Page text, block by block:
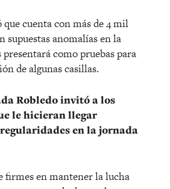
que cuenta con más de 4 mil
supuestas anomalías en la
como pruebas para
de algunas casillas.
Robledo invitó a los
le hicieran llegar
en la jornada
firmes en mantener la lucha